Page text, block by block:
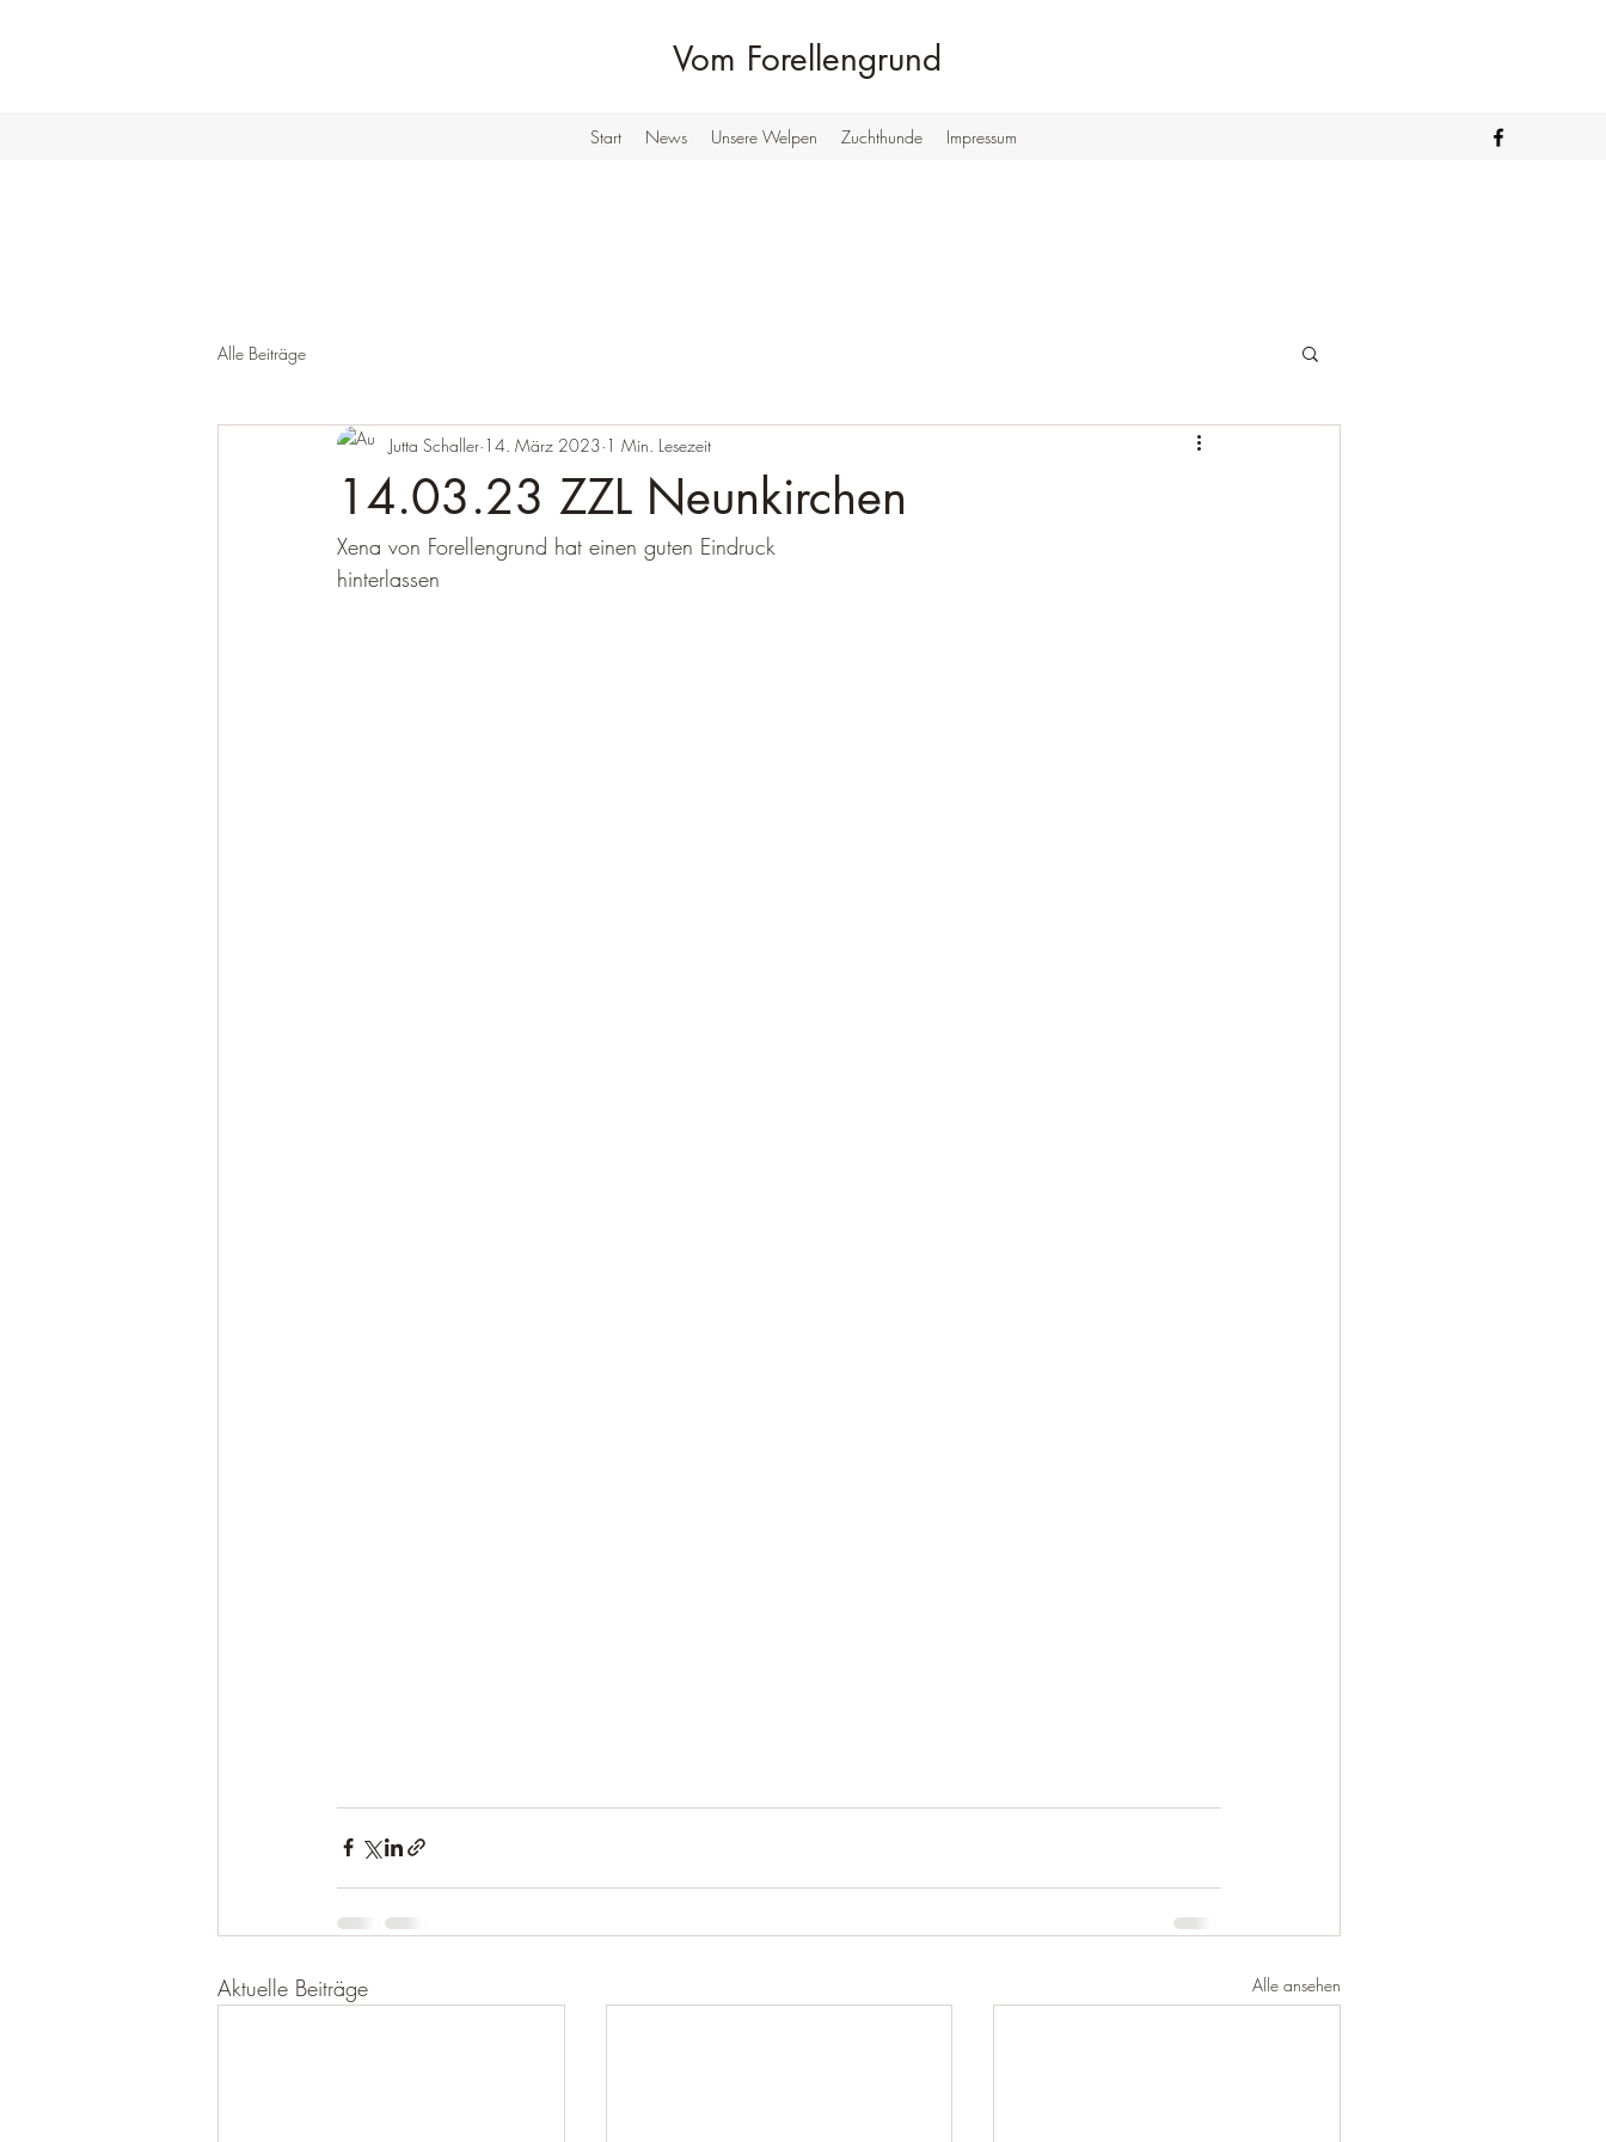
Vom Forellengrund
Start News Unsere Welpen Zuchthunde Impressum
Alle Beiträge
14.03.23 ZZL Neunkirchen
Jutta Schaller 14. März 2023 1 Min. Lesezeit
Xena von Forellengrund hat einen guten Eindruck
hinterlassen
Aktuelle Beiträge Alle ansehen